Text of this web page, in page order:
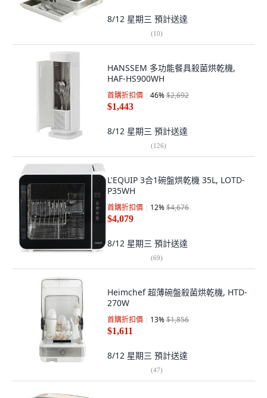
8/12 星期三 預計送達
(10)
HANSSEM 多功能餐具殺菌烘乾機,
HAF-HS900WH
首購折扣價 46%$2,692
$1,443
8/12 星期三 預計送達
(126)
L'EQUIP 3合1碗盤烘乾機 35L, LOTD-
P35WH
首購折扣價 12%$4,676
$4,079
8/12 星期三 預計送達
(69)
Heimchef 超薄碗盤殺菌烘乾機, HTD-
270W
首購折扣價 13%$1,856
$1,611
8/12 星期三 預計送達
(47)